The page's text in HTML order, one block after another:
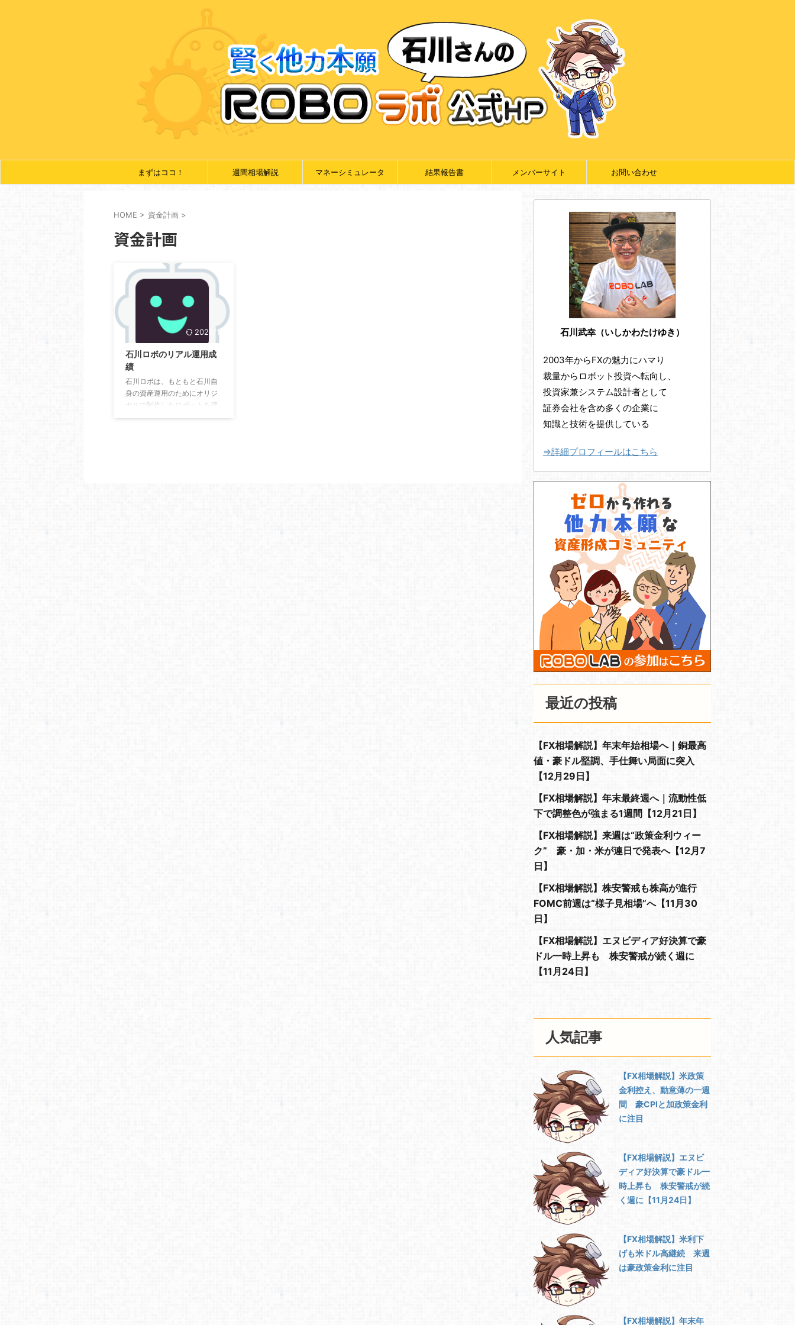
まずはココ！ 週間相場解説 マネーシミュレータ 結果報告書 メンバーサイト お問い合わせ
HOME > 資金計画 >
資金計画
2024/1/6
石川ロボのリアル運用成
績
石川ロボは、もともと石川自
身の資産運用のためにオリジ
ナルで制作したロボットを僕
石川武幸（いしかわたけゆき）
2003年からFXの魅力にハマり
裁量からロボット投資へ転向し、
投資家兼システム設計者として
証券会社を含め多くの企業に
知識と技術を提供している
⇒詳細プロフィールはこちら
最近の投稿
【FX相場解説】年末年始相場へ｜銅最高
値・豪ドル堅調、手仕舞い局面に突入
【12月29日】
【FX相場解説】年末最終週へ｜流動性低
下で調整色が強まる1週間【12月21日】
【FX相場解説】来週は“政策金利ウィー
ク” 豪・加・米が連日で発表へ【12月7
日】
【FX相場解説】株安警戒も株高が進行
FOMC前週は“様子見相場”へ【11月30
日】
【FX相場解説】エヌビディア好決算で豪
ドル一時上昇も 株安警戒が続く週に
【11月24日】
人気記事
【FX相場解説】米政策
金利控え、動意薄の一週
間 豪CPIと加政策金利
に注目
【FX相場解説】エヌビ
ディア好決算で豪ドル一
時上昇も 株安警戒が続
く週に【11月24日】
【FX相場解説】米利下
げも米ドル高継続 来週
は豪政策金利に注目
【FX相場解説】年末年